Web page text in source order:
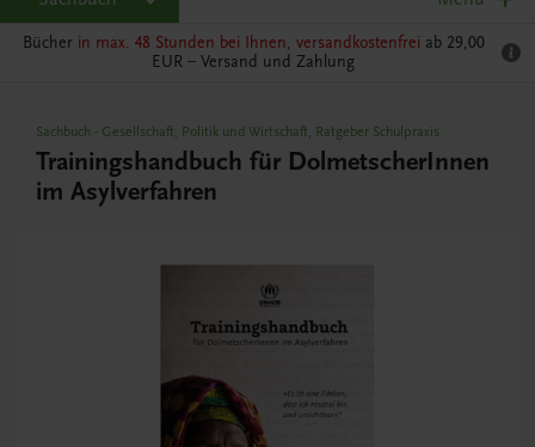
Bücher in max. 48 Stunden bei Ihnen, versandkostenfrei ab 29,00
EUR – Versand und Zahlung
Sachbuch - Gesellschaft, Politik und Wirtschaft, Ratgeber Schulpraxis
Trainingshandbuch für DolmetscherInnen
im Asylverfahren